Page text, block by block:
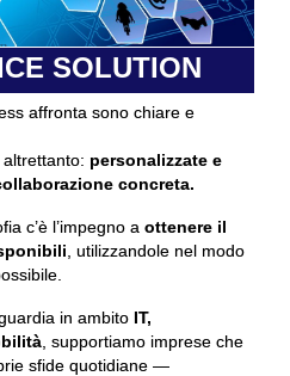
SOLUTION
affronta sono chiare e
personalizzate e
concreta.
c’è l’impegno a ottenere il
, utilizzandole nel modo
in ambito IT,
, supportiamo imprese che
sfide quotidiane —